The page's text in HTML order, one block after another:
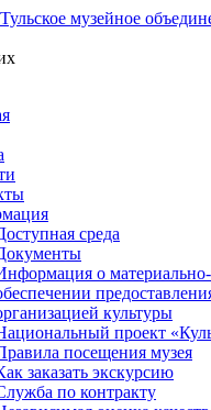
среда
о
культуры
проект
посещения музея
заказать экскурсию
по контракту